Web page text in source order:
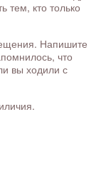
тем, кто только
Напишите
что
вы ходили с